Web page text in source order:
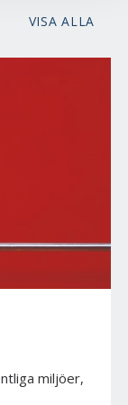
VISA ALLA
miljöer,